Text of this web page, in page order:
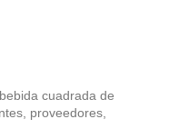
cuadrada de
proveedores,